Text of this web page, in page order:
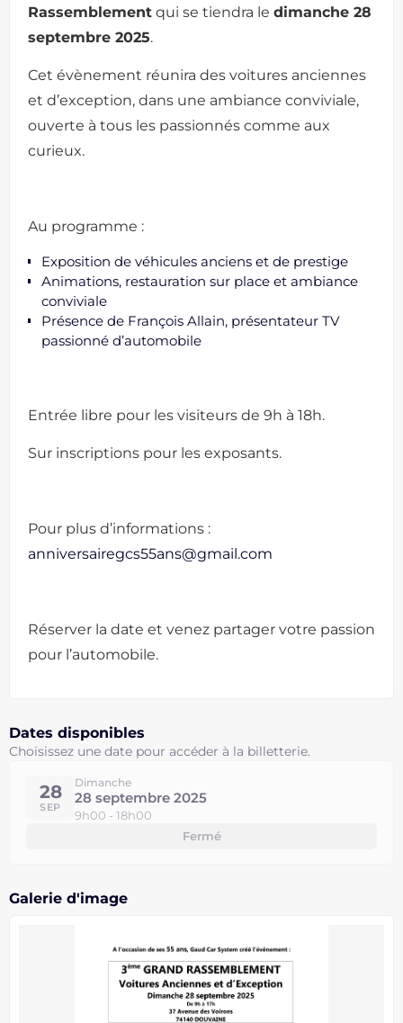
Rassemblement qui se tiendra le dimanche 28
septembre 2025.
Cet évènement réunira des voitures anciennes
et d’exception, dans une ambiance conviviale,
ouverte à tous les passionnés comme aux
curieux.
Au programme :
Exposition de véhicules anciens et de prestige
Animations, restauration sur place et ambiance
conviviale
Présence de François Allain, présentateur TV
passionné d’automobile
Entrée libre pour les visiteurs de 9h à 18h.
Sur inscriptions pour les exposants.
Pour plus d’informations :
anniversairegcs55ans@gmail.com
Réserver la date et venez partager votre passion
pour l’automobile.
Dates disponibles
Choisissez une date pour accéder à la billetterie.
28
SEP
Dimanche
28 septembre 2025
9h00 - 18h00
Fermé
Galerie d'image